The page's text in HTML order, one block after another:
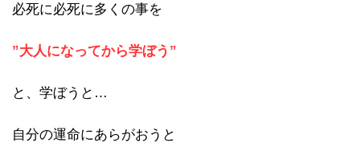
必死に必死に多くの事を
”大人になってから学ぼう”
と、学ぼうと…
自分の運命にあらがおうと